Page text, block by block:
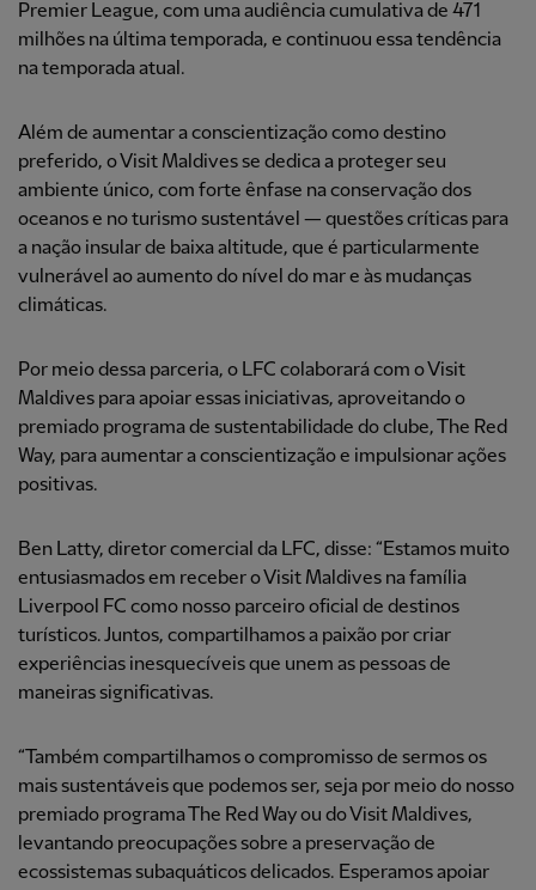
Premier League, com uma audiência cumulativa de 471
milhões na última temporada, e continuou essa tendência
na temporada atual.
Além de aumentar a conscientização como destino
preferido, o Visit Maldives se dedica a proteger seu
ambiente único, com forte ênfase na conservação dos
oceanos e no turismo sustentável — questões críticas para
a nação insular de baixa altitude, que é particularmente
vulnerável ao aumento do nível do mar e às mudanças
climáticas.
Por meio dessa parceria, o LFC colaborará com o Visit
Maldives para apoiar essas iniciativas, aproveitando o
premiado programa de sustentabilidade do clube, The Red
Way, para aumentar a conscientização e impulsionar ações
positivas.
Ben Latty, diretor comercial da LFC, disse: “Estamos muito
entusiasmados em receber o Visit Maldives na família
Liverpool FC como nosso parceiro oficial de destinos
turísticos. Juntos, compartilhamos a paixão por criar
experiências inesquecíveis que unem as pessoas de
maneiras significativas.
“Também compartilhamos o compromisso de sermos os
mais sustentáveis que podemos ser, seja por meio do nosso
premiado programa The Red Way ou do Visit Maldives,
levantando preocupações sobre a preservação de
ecossistemas subaquáticos delicados. Esperamos apoiar